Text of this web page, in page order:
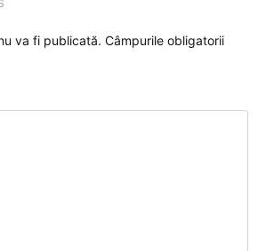
va fi publicată. Câmpurile obligatorii